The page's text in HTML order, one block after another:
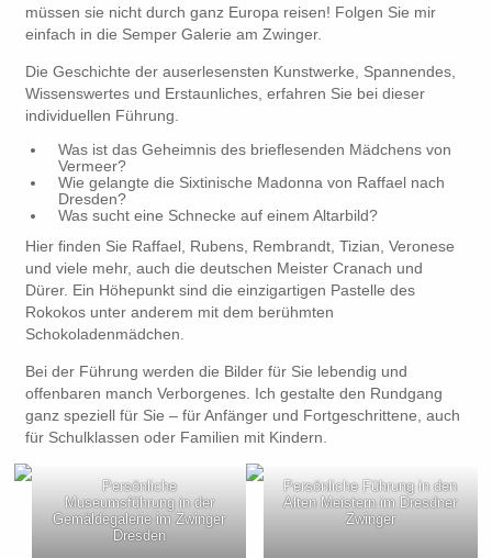
müssen sie nicht durch ganz Europa reisen! Folgen Sie mir
einfach in die Semper Galerie am Zwinger.
Die Geschichte der auserlesensten Kunstwerke, Spannendes,
Wissenswertes und Erstaunliches, erfahren Sie bei dieser
individuellen Führung.
Was ist das Geheimnis des brieflesenden Mädchens von
Vermeer?
Wie gelangte die Sixtinische Madonna von Raffael nach
Dresden?
Was sucht eine Schnecke auf einem Altarbild?
Hier finden Sie Raffael, Rubens, Rembrandt, Tizian, Veronese
und viele mehr, auch die deutschen Meister Cranach und
Dürer. Ein Höhepunkt sind die einzigartigen Pastelle des
Rokokos unter anderem mit dem berühmten
Schokoladenmädchen.
Bei der Führung werden die Bilder für Sie lebendig und
offenbaren manch Verborgenes. Ich gestalte den Rundgang
ganz speziell für Sie – für Anfänger und Fortgeschrittene, auch
für Schulklassen oder Familien mit Kindern.
Persönliche
Museumsführung in der
Gemäldegalerie im Zwinger
Dresden
Persönliche Führung in den
Alten Meistern im Dresdner
Zwinger